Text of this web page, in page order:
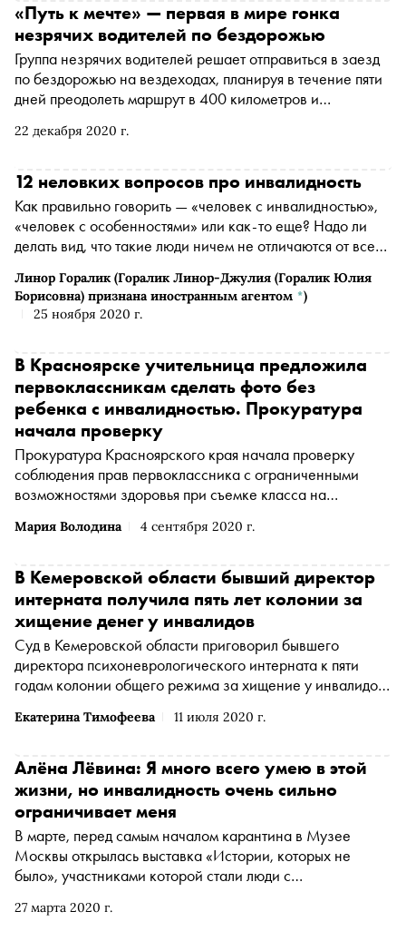
22 декабря 2020 г.
«Путь к мечте» — первая в мире гонка
незрячих водителей по бездорожью
Группа незрячих водителей решает отправиться в заезд
по бездорожью на вездеходах, планируя в течение пяти
дней преодолеть маршрут в 400 километров и
Звучит как сюжет безумного роуд-муви — но это правда
Линор Горалик (Горалик Линор-Джулия (Горалик Юлия
Борисовна) признана иностранным агентом *)
25 ноября 2020 г.
12 неловких вопросов про инвалидность
Как правильно говорить — «человек с инвалидностью»,
«человек с особенностями» или как-то еще? Надо ли
делать вид, что такие люди ничем не отличаются от всех
Линор Горалик(Горалик Линор-Джулия (Горалик Юлия
Борисовна) признана иностранным агентом
12 неловких вопросов психологам, педагогам и другим
неожиданные ответы
Мария Володина 4 сентября 2020 г.
В Красноярске учительница предложила
первоклассникам сделать фото без
ребенка с инвалидностью. Прокуратура
начала проверку
Прокуратура Красноярского края начала проверку
соблюдения прав первоклассника с ограниченными
возможностями здоровья при съемке класса на
ведомства
Екатерина Тимофеева 11 июля 2020 г.
В Кемеровской области бывший директор
интерната получила пять лет колонии за
хищение денег у инвалидов
Суд в Кемеровской области приговорил бывшего
директора психоневрологического интерната к пяти
годам колонии общего режима за хищение у инвалидов
сайте ГУ МВД России
27 марта 2020 г.
Алёна Лёвина: Я много всего умею в этой
жизни, но инвалидность очень сильно
ограничивает меня
В марте, перед самым началом карантина в Музее
Москвы открылась выставка «Истории, которых не
было», участниками которой стали люди с
взаимоотношениях с городом. «Сноб» попросил Веру